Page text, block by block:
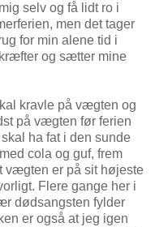
selv og få lidt ro i
men det tager
for min alene tid i
og sætter mine
kravle på vægten og
på vægten før ferien
ha fat i den sunde
cola og guf, frem
vægten er på sit højeste
Flere gange her i
dødsangsten fylder
er også at jeg igen